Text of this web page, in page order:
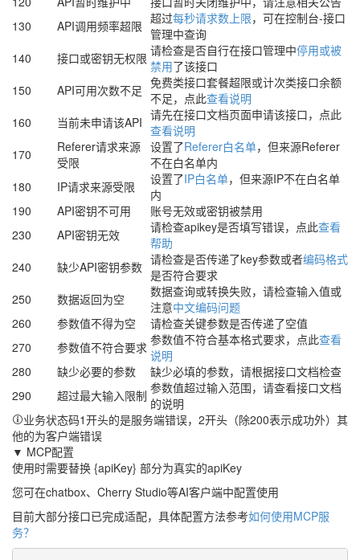
130
API调用频率超限 超过每秒请求数上限，可在控制台-接口
管理中查询
140
接口或密钥无权限 请检查是否自行在接口管理中停用或被
禁用了该接口
150
API可用次数不足 免费类接口套餐超限或计次类接口余额
不足，点此查看说明
160
当前未申请该API 请先在接口文档页面申请该接口，点此
查看说明
170
Referer请求来源
受限
设置了Referer白名单，但来源Referer
不在白名单内
180
IP请求来源受限 设置了IP白名单，但来源IP不在白名单
内
190
API密钥不可用
账号无效或密钥被禁用
230
API密钥无效 请检查apikey是否填写错误，点此查看
帮助
240
缺少API密钥参数 请检查是否传递了key参数或者编码格式
是否符合要求
250
数据返回为空
数据查询或转换失败，请检查输入值或
注意中文编码问题
260
参数值不得为空
请检查关键参数是否传递了空值
270
参数值不符合要求 参数值不符合基本格式要求，点此查看
说明
280
缺少必要的参数
缺少必填的参数，请根据接口文档检查
290
超过最大输入限制 参数值超过输入范围，请查看接口文档
的说明
业务状态码1开头的是服务端错误，2开头（除200表示成功外）其
他的为客户端错误
▼ MCP配置
使用时需要替换 {apiKey} 部分为真实的apiKey
您可在chatbox、Cherry Studio等AI客户端中配置使用
目前大部分接口已完成适配，具体配置方法参考如何使用MCP服
务？